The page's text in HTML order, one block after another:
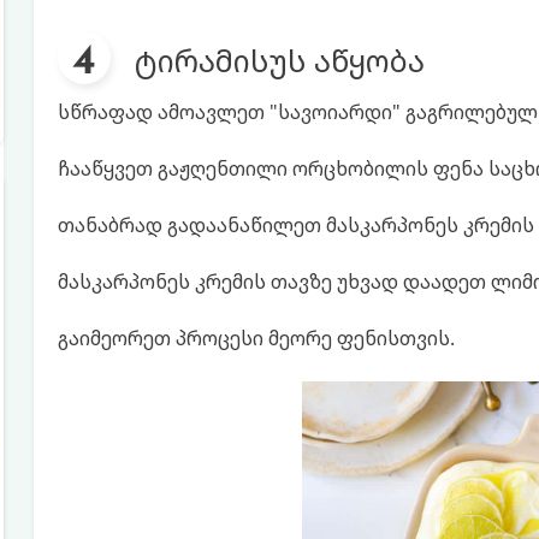
ტირამისუს აწყობა
სწრაფად ამოავლეთ "სავოიარდი"
ჩააწყვეთ გაჟღენთილი ორცხობილის ფენა
თანაბრად გადაანაწილეთ მასკარპონეს
მასკარპონეს კრემის თავზე უხვად დაადეთ
გაიმეორეთ პროცესი მეორე ფენისთვის.